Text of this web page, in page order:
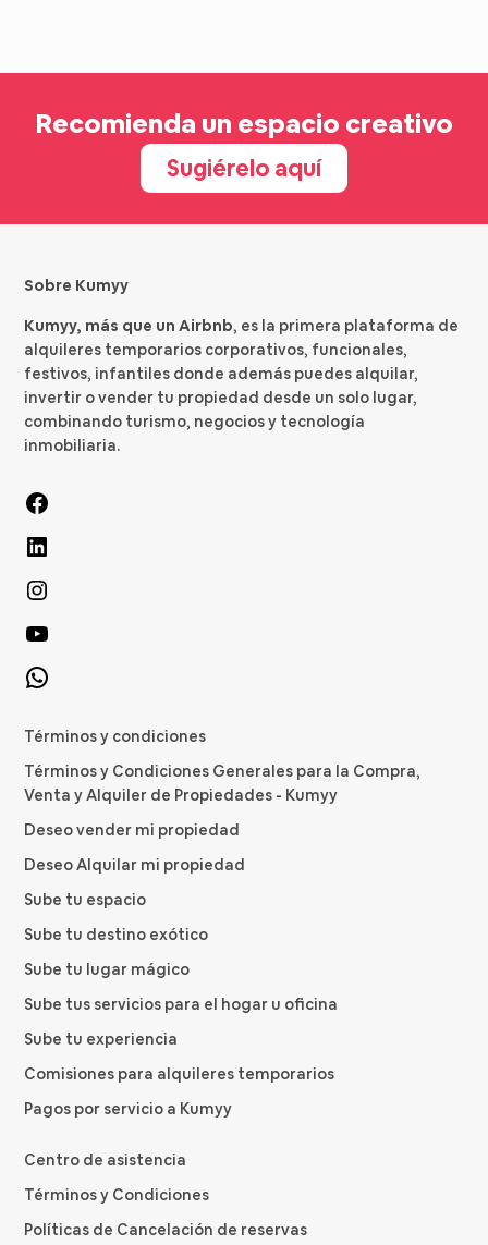
Recomienda un espacio creativo
Sugiérelo aquí
Sobre Kumyy
Kumyy, más que un Airbnb, es la primera plataforma de
alquileres temporarios corporativos, funcionales,
festivos, infantiles donde además puedes alquilar,
invertir o vender tu propiedad desde un solo lugar,
combinando turismo, negocios y tecnología
inmobiliaria.
Términos y condiciones
Términos y Condiciones Generales para la Compra,
Venta y Alquiler de Propiedades - Kumyy
Deseo vender mi propiedad
Deseo Alquilar mi propiedad
Sube tu espacio
Sube tu destino exótico
Sube tu lugar mágico
Sube tus servicios para el hogar u oficina
Sube tu experiencia
Comisiones para alquileres temporarios
Pagos por servicio a Kumyy
Centro de asistencia
Términos y Condiciones
Políticas de Cancelación de reservas